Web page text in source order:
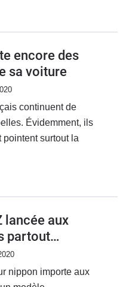
encore des
sa voiture
continuent de
Évidemment, ils
surtout la
lancée aux
partout
nippon importe aux